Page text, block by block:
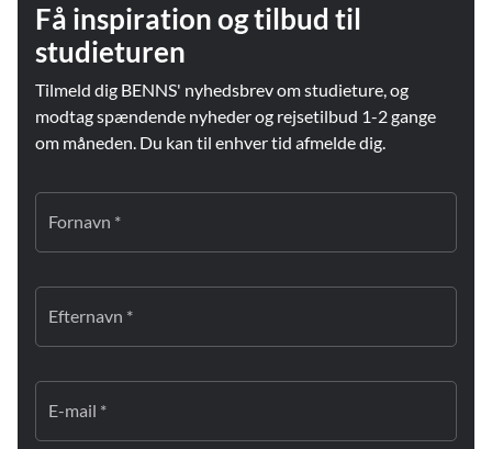
Få inspiration og tilbud til
studieturen
Tilmeld dig BENNS' nyhedsbrev om studieture, og
modtag spændende nyheder og rejsetilbud 1-2 gange
om måneden. Du kan til enhver tid afmelde dig.
Fornavn *
Efternavn *
E-mail *